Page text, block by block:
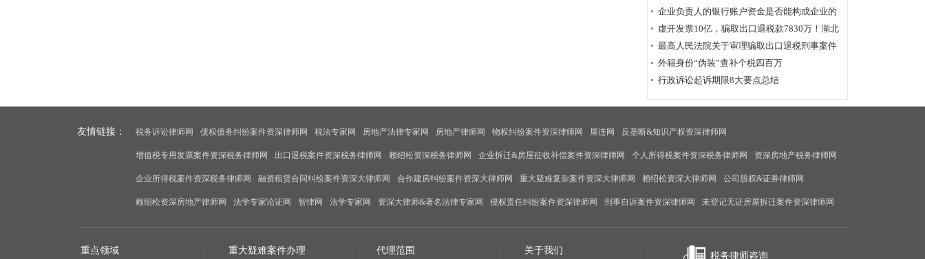
用
企业负责人的银行账户资金是否能构成企业的
应税收入？
虚开发票10亿，骗取出口退税款7830万！湖北
破获链条式骗税案
最高人民法院关于审理骗取出口退税刑事案件
具体应用法律若干问题的解释辑
外籍身份“伪装”查补个税四百万
行政诉讼起诉期限8大要点总结
友情链接： 税务诉讼律师网 债权债务纠纷案件资深律师网 税法专家网 房地产法律专家网 房地产律师网 物权纠纷案件资深律师网 屋连网 反垄断&知识产权资深律师网
增值税专用发票案件资深税务律师网 出口退税案件资深税务律师网 赖绍松资深税务律师网 企业拆迁&房屋征收补偿案件资深律师网 个人所得税案件资深税务律师网 资深房地产税务律师网
企业所得税案件资深税务律师网 融资租赁合同纠纷案件资深大律师网 合作建房纠纷案件资深大律师网 重大疑难复杂案件资深大律师网 赖绍松资深大律师网 公司股权&证券律师网
赖绍松资深房地产律师网 法学专家论证网 智律网 法学专家网 资深大律师&著名法律专家网 侵权责任纠纷案件资深律师网 刑事自诉案件资深律师网 未登记无证房屋拆迁案件资深律师网
重点领域 重大疑难案件办理 代理范围 关于我们
税务律师咨询